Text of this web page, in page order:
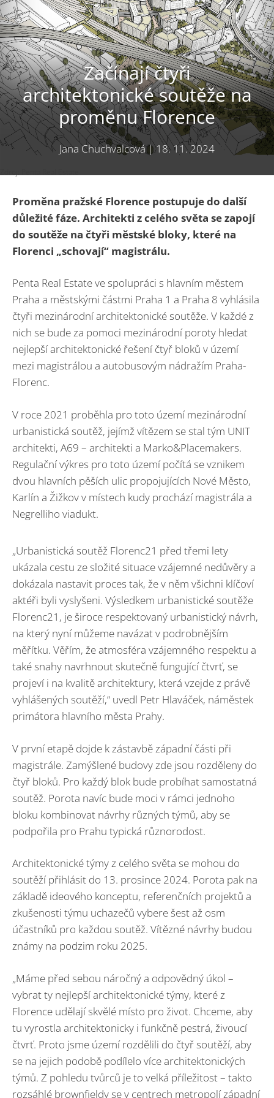
Začínají čtyři
architektonické soutěže na
proměnu Florence
Jana Chuchvalcová|18. 11. 2024
Proměna pražské Florence postupuje do další
důležité fáze. Architekti z celého světa se zapojí
do soutěže na čtyři městské bloky, které na
Florenci „schovají“ magistrálu.
Penta Real Estate ve spolupráci s hlavním městem
Praha a městskými částmi Praha 1 a Praha 8 vyhlásila
čtyři mezinárodní architektonické soutěže. V každé z
nich se bude za pomoci mezinárodní poroty hledat
nejlepší architektonické řešení čtyř bloků v území
mezi magistrálou a autobusovým nádražím Praha-
Florenc.
V roce 2021 proběhla pro toto území mezinárodní
urbanistická soutěž, jejímž vítězem se stal tým UNIT
architekti, A69 – architekti a Marko&Placemakers.
Regulační výkres pro toto území počítá se vznikem
dvou hlavních pěších ulic propojujících Nové Město,
Karlín a Žižkov v místech kudy prochází magistrála a
Negrelliho viadukt.
„Urbanistická soutěž Florenc21 před třemi lety
ukázala cestu ze složité situace vzájemné nedůvěry a
dokázala nastavit proces tak, že v něm všichni klíčoví
aktéři byli vyslyšeni. Výsledkem urbanistické soutěže
Florenc21, je široce respektovaný urbanistický návrh,
na který nyní můžeme navázat v podrobnějším
měřítku. Věřím, že atmosféra vzájemného respektu a
také snahy navrhnout skutečně fungující čtvrť, se
projeví i na kvalitě architektury, která vzejde z právě
vyhlášených soutěží,“ uvedl Petr Hlaváček, náměstek
primátora hlavního města Prahy.
V první etapě dojde k zástavbě západní části při
magistrále. Zamýšlené budovy zde jsou rozděleny do
čtyř bloků. Pro každý blok bude probíhat samostatná
soutěž. Porota navíc bude moci v rámci jednoho
bloku kombinovat návrhy různých týmů, aby se
podpořila pro Prahu typická různorodost.
Architektonické týmy z celého světa se mohou do
soutěží přihlásit do 13. prosince 2024. Porota pak na
základě ideového konceptu, referenčních projektů a
zkušenosti týmu uchazečů vybere šest až osm
účastníků pro každou soutěž. Vítězné návrhy budou
známy na podzim roku 2025.
„Máme před sebou náročný a odpovědný úkol –
vybrat ty nejlepší architektonické týmy, které z
Florence udělají skvělé místo pro život. Chceme, aby
tu vyrostla architektonicky i funkčně pestrá, živoucí
čtvrť. Proto jsme území rozdělili do čtyř soutěží, aby
se na jejich podobě podílelo více architektonických
týmů. Z pohledu tvůrců je to velká příležitost – takto
rozsáhlé brownfieldy se v centrech metropolí západní